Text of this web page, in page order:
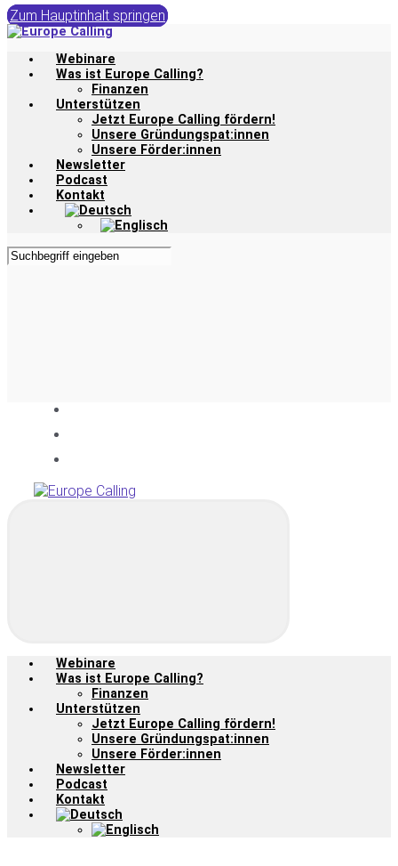
Zum Hauptinhalt springen
Webinare
Was ist Europe Calling?
Finanzen
Unterstützen
Jetzt Europe Calling fördern!
Unsere Gründungspat:innen
Unsere Förder:innen
Newsletter
Podcast
Kontakt
Webinare
Was ist Europe Calling?
Finanzen
Unterstützen
Jetzt Europe Calling fördern!
Unsere Gründungspat:innen
Unsere Förder:innen
Newsletter
Podcast
Kontakt